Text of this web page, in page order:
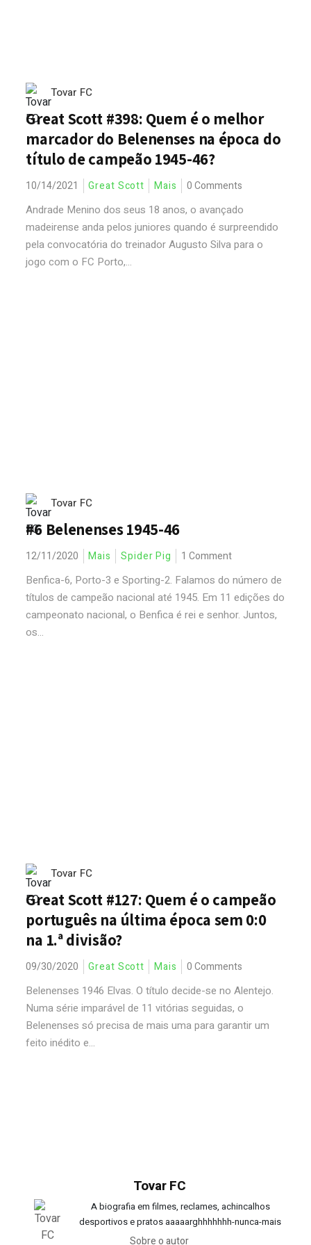
Tovar FC
Great Scott #398: Quem é o melhor
marcador do Belenenses na época do
título de campeão 1945-46?
10/14/2021 Great Scott Mais 0 Comments
Andrade Menino dos seus 18 anos, o avançado
madeirense anda pelos juniores quando é surpreendido
pela convocatória do treinador Augusto Silva para o
jogo com o FC Porto,...
Tovar FC
#6 Belenenses 1945-46
12/11/2020 Mais Spider Pig 1 Comment
Benfica-6, Porto-3 e Sporting-2. Falamos do número de
títulos de campeão nacional até 1945. Em 11 edições do
campeonato nacional, o Benfica é rei e senhor. Juntos,
os...
Tovar FC
Great Scott #127: Quem é o campeão
português na última época sem 0:0
na 1.ª divisão?
09/30/2020 Great Scott Mais 0 Comments
Belenenses 1946 Elvas. O título decide-se no Alentejo.
Numa série imparável de 11 vitórias seguidas, o
Belenenses só precisa de mais uma para garantir um
feito inédito e...
Tovar FC
A biografia em filmes, reclames, achincalhos
desportivos e pratos aaaaarghhhhhhh-nunca-mais
Sobre o autor